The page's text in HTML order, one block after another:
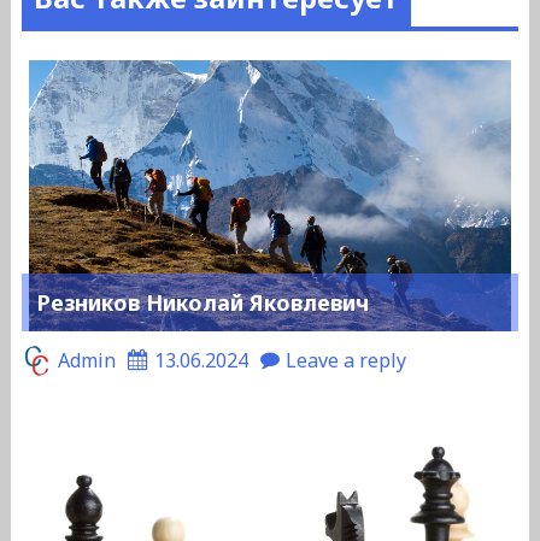
Резников Николай Яковлевич
Admin 13.06.2024 Leave a reply